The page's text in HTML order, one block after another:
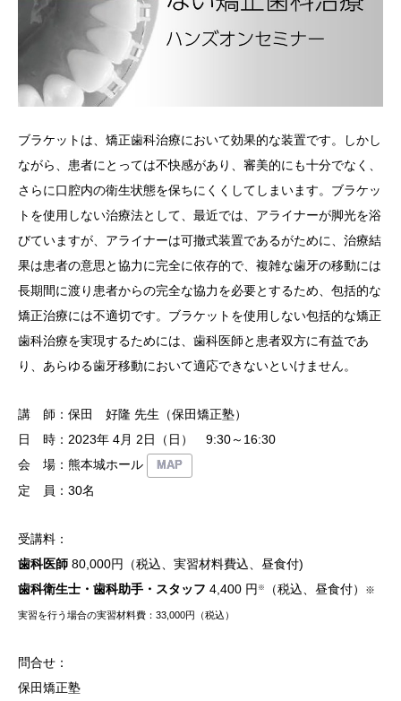
ブラケットは、矯正歯科治療において効果的な装置です。しかし
ながら、患者にとっては不快感があり、審美的にも十分でなく、
さらに口腔内の衛生状態を保ちにくくしてしまいます。ブラケッ
トを使用しない治療法として、最近では、アライナーが脚光を浴
びていますが、アライナーは可撤式装置であるがために、治療結
果は患者の意思と協力に完全に依存的で、複雑な歯牙の移動には
長期間に渡り患者からの完全な協力を必要とするため、包括的な
矯正治療には不適切です。ブラケットを使用しない包括的な矯正
歯科治療を実現するためには、歯科医師と患者双方に有益であ
り、あらゆる歯牙移動において適応できないといけません。
講 師：保田 好隆 先生（保田矯正塾）
日 時：2023年 4月 2日（日） 9:30～16:30
会 場：熊本城ホール
MAP
定 員：30名
受講料：
歯科医師 80,000円（税込、実習材料費込、昼食付)
歯科衛生士・歯科助手・スタッフ 4,400 円 ※ （税込、昼食付） ※
実習を行う場合の実習材料費：33,000円（税込）
問合せ：
保田矯正塾